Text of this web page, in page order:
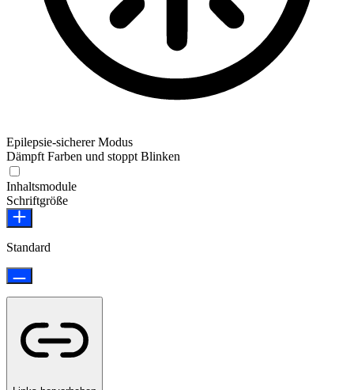
Epilepsie-sicherer Modus
Dämpft Farben und stoppt Blinken
Inhaltsmodule
Schriftgröße
Standard